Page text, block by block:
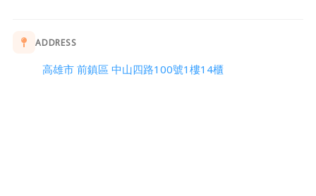
ADDRESS
高雄市 前鎮區 中山四路100號1樓14櫃